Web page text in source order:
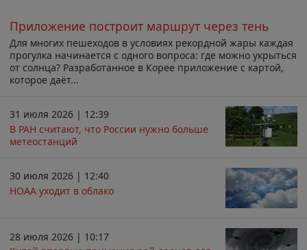
Приложение построит маршрут через тень
Для многих пешеходов в условиях рекордной жары каждая
прогулка начинается с одного вопроса: где можно укрыться
от солнца? Разработанное в Корее приложение с картой,
которое даёт...
31 июля 2026 | 12:39
В РАН считают, что России нужно больше
метеостанций
30 июля 2026 | 12:40
НОАА уходит в облако
28 июля 2026 | 10:17